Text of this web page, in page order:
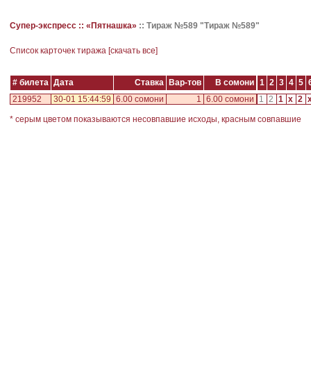
Супер-экспресс :: «Пятнашка» :: Тираж №589 "Тираж №589"
Cписок карточек тиража [скачать все]
# билета Дата Ставка Вар-тов В сомони 1 2 3 4 5
219952
30-01 15:44:59 6.00 сомони 1 6.00 сомони 1 2 1 x 2
* серым цветом показываются несовпавшие исходы, красным совпавшие